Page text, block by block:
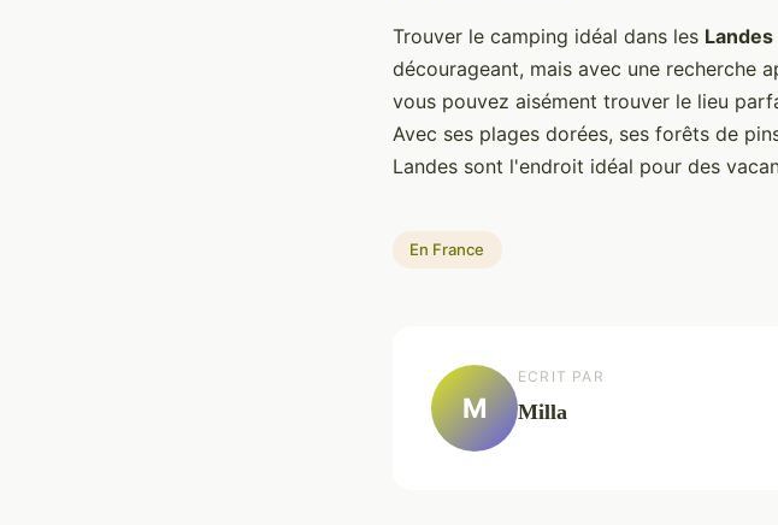
Trouver le camping idéal dans les Landes
décourageant, mais avec une recherche
vous pouvez aisément trouver le lieu
Avec ses plages dorées, ses forêts de
Landes sont l'endroit idéal pour des
En France
M
ECRIT PAR
Milla